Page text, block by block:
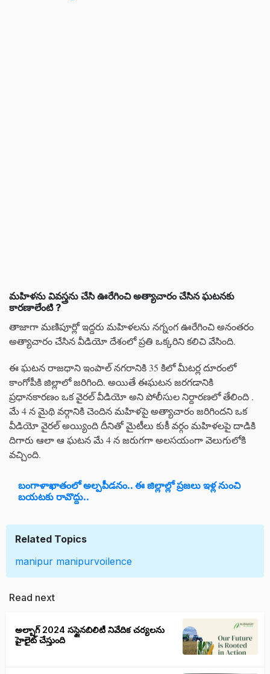
మహిళను వివస్త్రను చేసి ఊరేగించి అత్యాచారం చేసిన ఘటనకు
కారణాలేంటి ?
తాజాగా మణిపూర్లో ఇద్దరు మహిళలను నగ్నంగ ఊరేగించి అనంతరం
అత్యాచారం చేసిన వీడియో దేశంలో ప్రతి ఒక్కరిని కలిచి వేసింది.
ఈ ఘటన రాజధాని ఇంపాల్ నగరానికి 35 కిలో మీటర్ల దూరంలో
కాంగోపీకి జిల్లాలో జరిగింది. అయితే ఈఘటన జరగడానికి
ప్రధానకారణం ఒక వైరల్ వీడియో అని పోలీసుల నిర్దారణలో తేలింది .
మే 4 న మైథి వర్గానికి చెందిన మహిళపై అత్యాచారం జరిగిందని ఒక
వీడియో వైరల్ అయ్యింది దీనితో మైటీలు కుకీ వర్గం మహిళలపై దాడికి
దిగారు ఆలా ఆ ఘటన మే 4 న జరుగగా అలసయంగా వెలుగులోకి
వచ్చింది.
బంగాళాఖాతంలో అల్పపీడనం.. ఈ జిల్లాల్లో ప్రజలు ఇళ్ల నుంచి
బయటకు రావొద్దు..
Related Topics
manipur manipurvoilence
Read next
అల్బాగ్ 2024 సస్టైనబిలిటీ నివేదిక చర్యలను
హైలైట్ చేస్తుంది